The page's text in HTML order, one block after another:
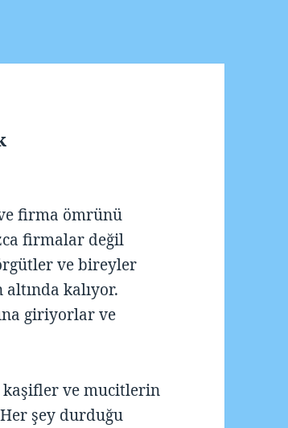
firma ömrünü
firmalar değil
ve bireyler
altında kalıyor.
giriyorlar ve
kaşifler ve mucitlerin
şey durduğu